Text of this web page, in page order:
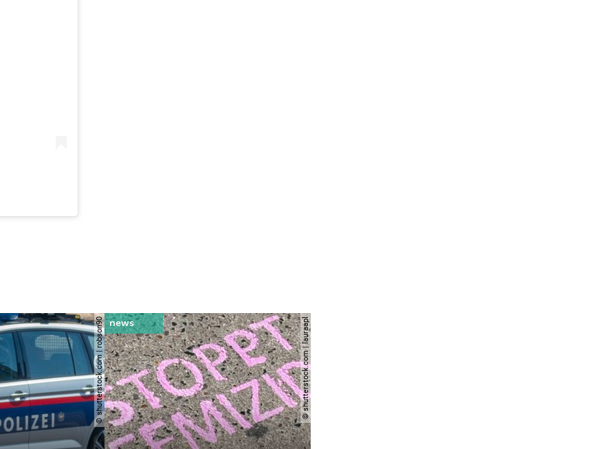
© shutterstock.com | robson90 © shutterstock.com | lauraapl